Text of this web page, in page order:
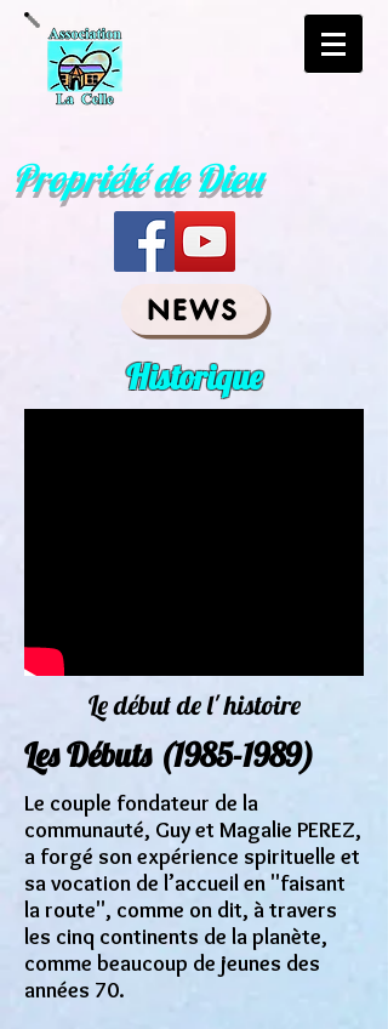
Propriété de Dieu
NEWS
Historique
Le début de l' histoire
Les Débuts (1985-1989)
Le couple fondateur de la
communauté, Guy et Magalie PEREZ,
a forgé son expérience spirituelle et
sa vocation de l’accueil en "faisant
la route", comme on dit, à travers
les cinq continents de la planète,
comme beaucoup de jeunes des
années 70.